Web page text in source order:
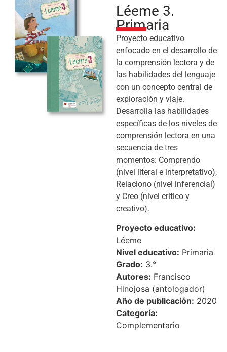
Léeme 3.
Primaria
Proyecto educativo
enfocado en el desarrollo de
la comprensión lectora y de
las habilidades del lenguaje
con un concepto central de
exploración y viaje.
Desarrolla las habilidades
específicas de los niveles de
comprensión lectora en una
secuencia de tres
momentos: Comprendo
(nivel literal e interpretativo),
Relaciono (nivel inferencial)
y Creo (nivel crítico y
creativo).
Proyecto educativo:
Léeme
Nivel educativo: Primaria
Grado: 3.°
Autores: Francisco
Hinojosa (antologador)
Año de publicación: 2020
Categoría:
Complementario